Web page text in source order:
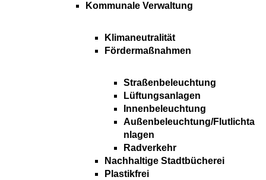
Kommunale Verwaltung
Klimaneutralität
Fördermaßnahmen
Straßenbeleuchtung
Lüftungsanlagen
Innenbeleuchtung
Außenbeleuchtung/Flutlichta
nlagen
Radverkehr
Nachhaltige Stadtbücherei
Plastikfrei